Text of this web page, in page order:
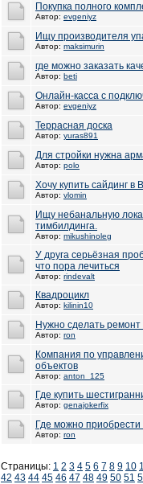
Покупка полного
Автор: evgeniyz
Ищу производителя
Автор: maksimurin
где можно заказать
Автор: beti
Онлайн-касса с
Автор: evgeniyz
Террасная доска
Автор: yuras891
Для стройки нужна
Автор: polo
Хочу купить сайдинг в
Автор: vlomin
Ищу небанальную
тимбилдинга.
Автор: mikushinoleg
У друга серьёзная
что пора лечиться
Автор: rindevalt
Квадроцикл
Автор: kilinin10
Нужно сделать
Автор: ron
Компания по
объектов
Автор: anton_125
Где купить
Автор: genajokerfix
Где можно приобрести
Автор: ron
Страницы: 1 2 3 4 5 6 7 8 9 10
42 43 44 45 46 47 48 49 50 51